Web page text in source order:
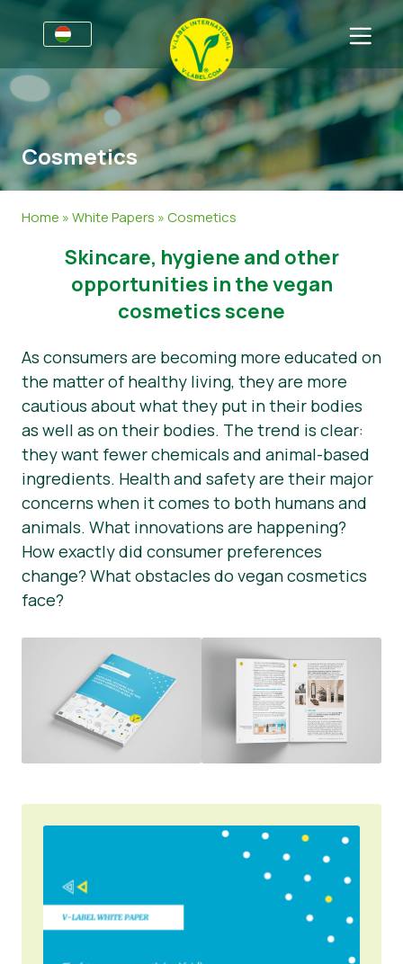
Vállalkozásoknak
Tájékoztató a gyártók számára
V-Label Webinars
Resources
Szerezzen tanúsítványt
Szektorok
Általános Információk
Nem élelmiszertermékek
Gasztronómia
FAQ
About Us
Lépjen kapcsolatba velünk
Szerezzen tanúsítványt
Jelentse a védjeggyel való visszaélést!
Customer area
Hírek
Sajtóanyagok
Cosmetics
Home »White Papers »Cosmetics
​​Skincare, hygiene and other
opportunities in the vegan
cosmetics scene
As consumers are becoming more educated on
the matter of healthy living, they are more
cautious about what they put in their bodies
as well as on their bodies. The trend is clear:
they want fewer chemicals and animal-based
ingredients. Health and safety are their major
concerns when it comes to both humans and
animals. What innovations are happening?
How exactly did consumer preferences
change? What obstacles do vegan cosmetics
face?